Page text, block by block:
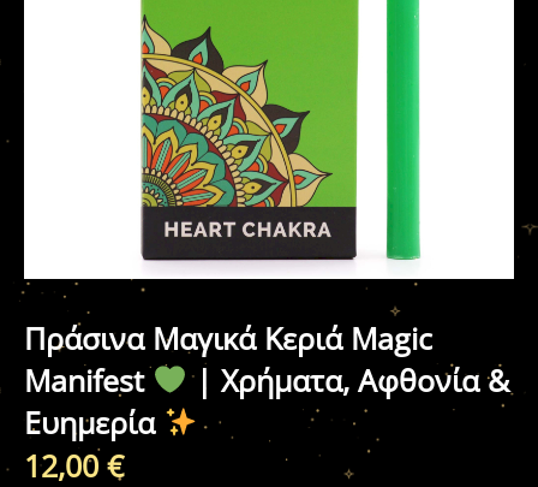
Πράσινα Μαγικά Κεριά Magic
Manifest
| Χρήματα, Αφθονία &
Ευημερία
12,00€